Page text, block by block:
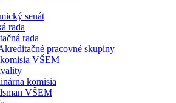
senát
rada
rada
pracovné skupiny
VŠEM
komisia
VŠEM